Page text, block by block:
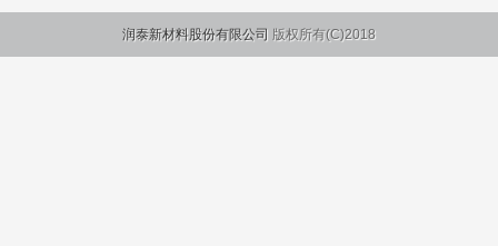
润泰新材料股份有限公司 版权所有(C)2018